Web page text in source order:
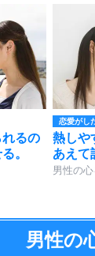
るの
。
恋愛がし
熱しや
あえて
男性の
男性の